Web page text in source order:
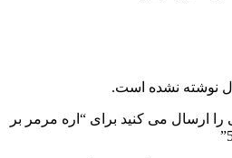
نوشته نشده است.
را ارسال می کنید برای “اره مرمر بر